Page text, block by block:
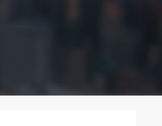
Preventivo